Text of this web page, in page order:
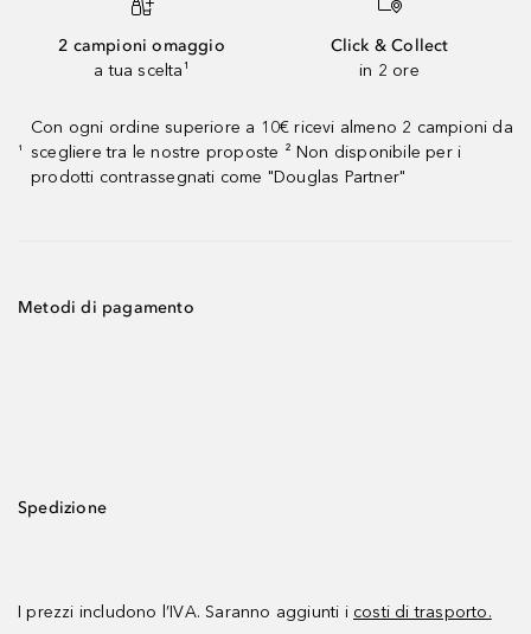
2 campioni omaggio
a tua scelta¹
Click & Collect
in 2 ore
¹
Con ogni ordine superiore a 10€ ricevi almeno 2 campioni da
scegliere tra le nostre proposte ² Non disponibile per i
prodotti contrassegnati come "Douglas Partner"
Metodi di pagamento
Spedizione
I prezzi includono l’IVA. Saranno aggiunti i costi di trasporto.